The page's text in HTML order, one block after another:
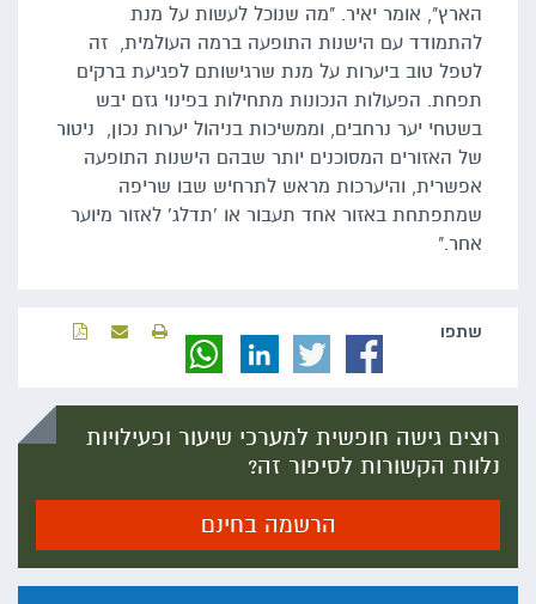
הארץ", אומר יאיר. "מה שנוכל לעשות על מנת
להתמודד עם הישנות התופעה ברמה העולמית, זה
לטפל טוב ביערות על מנת שרגישותם לפגיעת ברקים
תפחת. הפעולות הנכונות מתחילות בפינוי גזם יבש
בשטחי יער נרחבים, וממשיכות בניהול יערות נכון, ניטור
של האזורים המסוכנים יותר שבהם הישנות התופעה
אפשרית, והיערכות מראש לתרחיש שבו שריפה
שמתפתחת באזור אחד תעבור או 'תדלג' לאזור מיוער
אחר."
שתפו‬
רוצים גישה חופשית למערכי שיעור ופעילויות
נלוות הקשורות לסיפור זה?
הרשמה בחינם